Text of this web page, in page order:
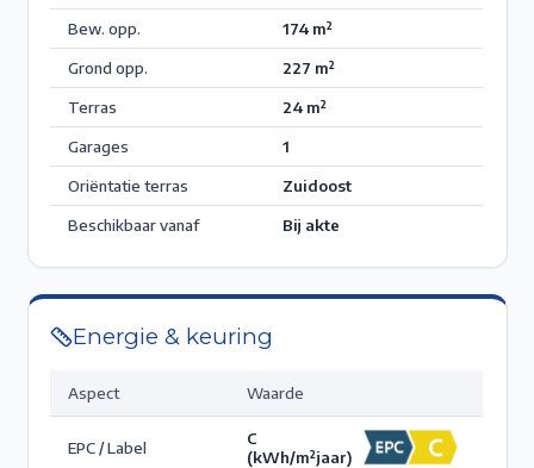
Bew. opp.
174 m²
Grond opp.
227 m²
Terras
24 m²
Garages
1
Oriëntatie terras
Zuidoost
Beschikbaar vanaf
Bij akte
Energie & keuring
Aspect Waarde
EPC / Label
C
(kWh/m²jaar)